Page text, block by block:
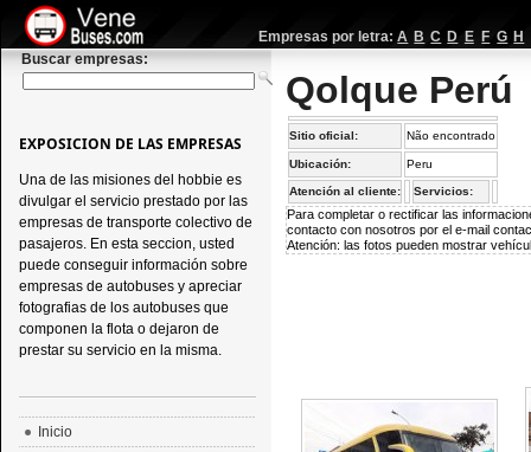
Empresas por letra: A B C D E F G H
Buscar empresas:
Qolque Perú
Sitio oficial: Não encontrado
Ubicación: Peru
Atención al cliente: Servicios:
Para completar o rectificar las
contacto con nosotros por el e-mail
Atención: las fotos pueden mostrar
EXPOSICION DE LAS EMPRESAS
Una de las misiones del hobbie es
divulgar el servicio prestado por las
empresas de transporte colectivo de
pasajeros. En esta seccion, usted
puede conseguir información sobre
empresas de autobuses y apreciar
fotografias de los autobuses que
componen la flota o dejaron de
prestar su servicio en la misma.
Inicio